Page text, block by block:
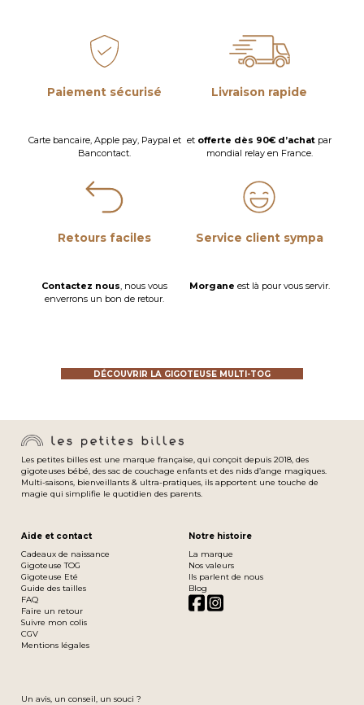
Modèles, couleurs et imprimés
température ?
✨La tenue de bébé (body, pyjama enfant, velours
ou coton),
✨Le TOG choisi,
✨La température de la chambre.
Paiement sécurisé
Carte bancaire, Apple pay, Paypal et
Bancontact.
Livraison rapide
et offerte dès 90€ d’achat par
mondial relay en France.
Retours faciles
Contactez nous , nous vous
enverrons un bon de retour.
Service client sympa
Morgane est là pour vous servir.
DÉCOUVRIR LA GIGOTEUSE MULTI-TOG
Les petites billes est une marque française, qui conçoit depuis 2018, des
gigoteuses bébé, des sac de couchage enfants et des nids d’ange magiques.
Multi-saisons, bienveillants & ultra-pratiques, ils apportent une touche de
magie qui simplifie le quotidien des parents.
Aide et contact
Cadeaux de naissance
Gigoteuse TOG
Gigoteuse Eté
Guide des tailles
FAQ
Faire un retour
Suivre mon colis
CGV
Mentions légales
Notre histoire
La marque
Nos valeurs
Ils parlent de nous
Blog
Un avis, un conseil, un souci ?